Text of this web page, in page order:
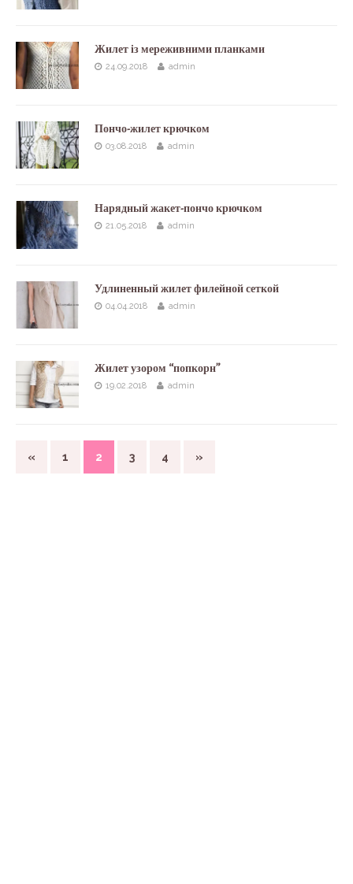
Жилет із мереживними планками
24.09.2018 admin
Пончо-жилет крючком
03.08.2018 admin
Нарядный жакет-пончо крючком
21.05.2018 admin
Удлиненный жилет филейной сеткой
04.04.2018 admin
Жилет узором “попкорн”
19.02.2018 admin
« 1 2 3 4 »